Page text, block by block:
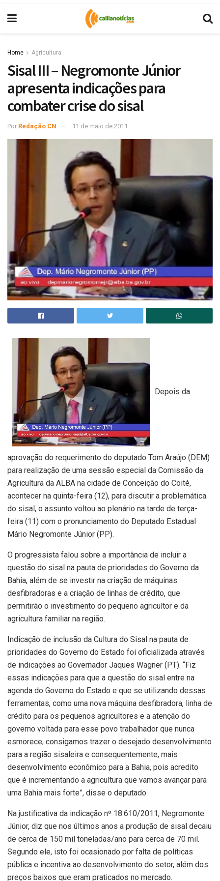
Home Agricultura
Sisal III – Negromonte Júnior
apresenta indicações para
combater crise do sisal
Por Redação CN 11 de maio de 2011
Depois da
aprovação do requerimento do deputado Tom Araújo (DEM)
para realização de uma sessão especial da Comissão da
Agricultura da ALBA na cidade de Conceição do Coité,
acontecer na quinta-feira (12), para discutir a problemática
do sisal, o assunto voltou ao plenário na tarde de terça-
feira (11) com o pronunciamento do Deputado Estadual
Mário Negromonte Júnior (PP).
O progressista falou sobre a importância de incluir a
questão do sisal na pauta de prioridades do Governo da
Bahia, além de se investir na criação de máquinas
desfibradoras e a criação de linhas de crédito, que
permitirão o investimento do pequeno agricultor e da
agricultura familiar na região.
Indicação de inclusão da Cultura do Sisal na pauta de
prioridades do Governo do Estado foi oficializada através
de indicações ao Governador Jaques Wagner (PT). “Fiz
essas indicações para que a questão do sisal entre na
agenda do Governo do Estado e que se utilizando dessas
ferramentas, como uma nova máquina desfibradora, linha de
crédito para os pequenos agricultores e a atenção do
governo voltada para esse povo trabalhador que nunca
esmorece, consigamos trazer o desejado desenvolvimento
para a região sisaleira e consequentemente, mais
desenvolvimento econômico para a Bahia, pois acredito
que é incrementando a agricultura que vamos avançar para
uma Bahia mais forte”, disse o deputado.
Na justificativa da indicação nº 18.610/2011, Negromonte
Júnior, diz que nos últimos anos a produção de sisal decaiu
de cerca de 150 mil toneladas/ano para cerca de 70 mil.
Segundo ele, isto foi ocasionado por falta de políticas
pública e incentiva ao desenvolvimento do setor, além dos
preços baixos que eram praticados no mercado.